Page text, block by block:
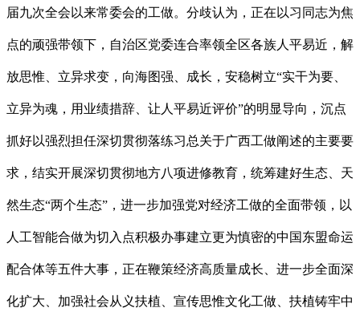
届九次全会以来常委会的工做。分歧认为，正在以习同志为焦
点的顽强带领下，自治区党委连合率领全区各族人平易近，解
放思惟、立异求变，向海图强、成长，安稳树立“实干为要、
立异为魂，用业绩措辞、让人平易近评价”的明显导向，沉点
抓好以强烈担任深切贯彻落练习总关于广西工做阐述的主要要
求，结实开展深切贯彻地方八项进修教育，统筹建好生态、天
然生态“两个生态”，进一步加强党对经济工做的全面带领，以
人工智能合做为切入点积极办事建立更为慎密的中国东盟命运
配合体等五件大事，正在鞭策经济高质量成长、进一步全面深
化扩大、加强社会从义扶植、宣传思惟文化工做、扶植铸牢中